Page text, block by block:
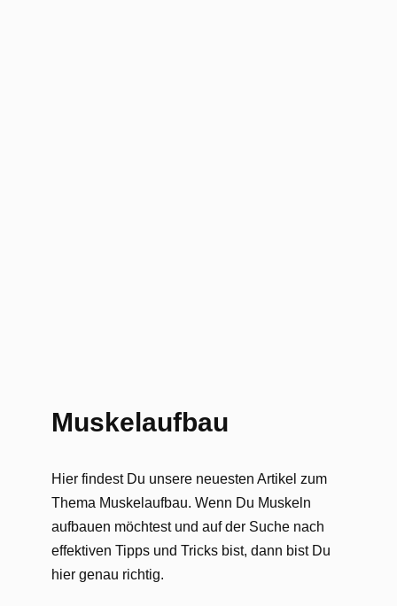
Muskelaufbau
Hier findest Du unsere neuesten Artikel zum
Thema Muskelaufbau. Wenn Du Muskeln
aufbauen möchtest und auf der Suche nach
effektiven Tipps und Tricks bist, dann bist Du
hier genau richtig.